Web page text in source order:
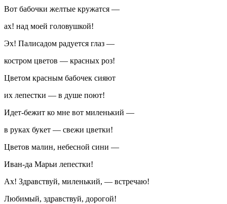
Вот бабочки желтые кружатся —
ах! над моей головушкой!
Эх! Палисадом радуется глаз —
костром цветов — красных роз!
Цветом красным бабочек сияют
их лепестки — в душе поют!
Идет-бежит ко мне вот миленький —
в руках букет — свежи цветки!
Цветов малин, небесной сини —
Иван-да Марьи лепестки!
Ах! Здравствуй, миленький, — встречаю!
Любимый, здравствуй, дорогой!